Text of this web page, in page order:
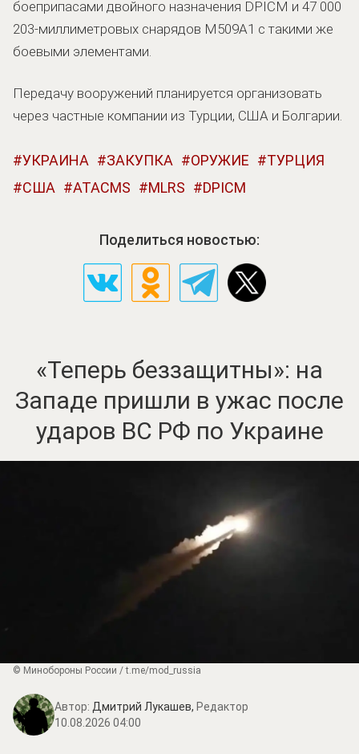
боеприпасами двойного назначения DPICM и 47 000
203-миллиметровых снарядов M509A1 с такими же
боевыми элементами.
Передачу вооружений планируется организовать
через частные компании из Турции, США и Болгарии.
УКРАИНА ЗАКУПКА ОРУЖИЕ
ТУРЦИЯ
США
ATACMS MLRS DPICM
Поделиться новостью:
«Теперь беззащитны»: на
Западе пришли в ужас после
ударов ВС РФ по Украине
© Минобороны России / t.me/mod_russia
Автор: Дмитрий Лукашев, Редактор
10.08.2026 04:00